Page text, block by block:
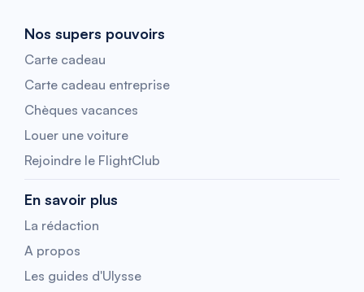
Nos supers pouvoirs
Carte cadeau
Carte cadeau entreprise
Chèques vacances
Louer une voiture
Rejoindre le FlightClub
En savoir plus
La rédaction
A propos
Les guides d'Ulysse